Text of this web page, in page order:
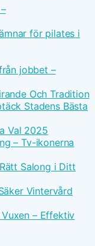
för pilates i
jobbet –
Och Tradition
Stadens Bästa
Val 2025
– Tv-ikonerna
Salong i Ditt
Vintervård
– Effektiv